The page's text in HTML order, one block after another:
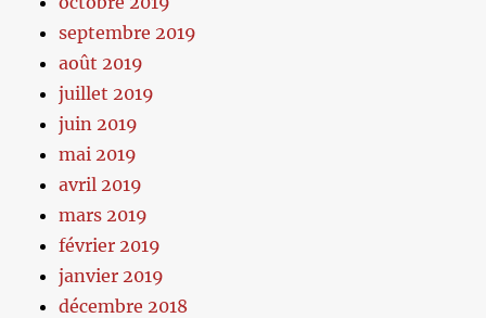
septembre 2019
août 2019
juillet 2019
juin 2019
mai 2019
avril 2019
mars 2019
février 2019
janvier 2019
décembre 2018